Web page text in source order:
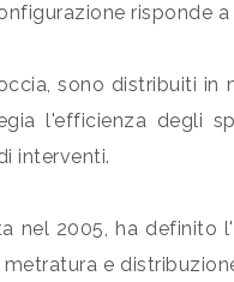
risponde
sono distribuiti
l'efficienza degli
interventi.
nel 2005, ha definito
e